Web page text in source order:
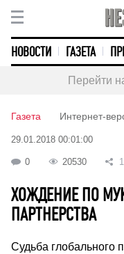
НОВОСТИ ГАЗЕТА
Перейти
Газета Интернет-
29.01.2018 00:01:00
0 20530
ХОЖДЕНИЕ ПО
ПАРТНЕРСТВА
Судьба глобального